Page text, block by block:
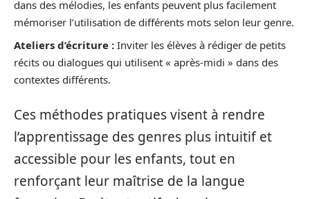
dans des mélodies, les enfants peuvent plus facilement
mémoriser l’utilisation de différents mots selon leur genre.
Ateliers d’écriture : Inviter les élèves à rédiger de petits
récits ou dialogues qui utilisent « après-midi » dans des
contextes différents.
Ces méthodes pratiques visent à rendre
l’apprentissage des genres plus intuitif et
accessible pour les enfants, tout en
renforçant leur maîtrise de la langue